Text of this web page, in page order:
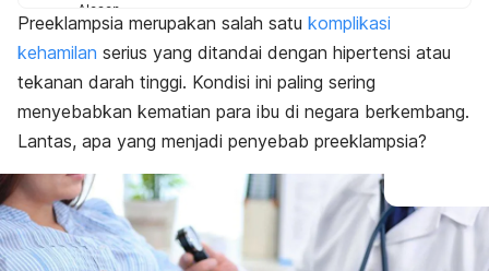
Alasan
Faktor risiko
Perawatan
Preeklampsia merupakan salah satu komplikasi
kehamilan serius yang ditandai dengan hipertensi atau
tekanan darah tinggi. Kondisi ini paling sering
menyebabkan kematian para ibu di negara berkembang.
Lantas, apa yang menjadi penyebab preeklampsia?